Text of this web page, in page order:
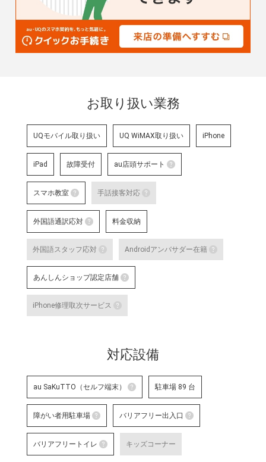
お取り扱い業務
UQモバイル取り扱い UQ WiMAX取り扱い iPhone
iPad 故障受付 au店頭サポート
スマホ教室
スマホ教室
スマートフォン・タブレット教室 を開催して
手話接客対応
明・修理などのアフターサ
いのある方のサポートが可
外国語通訳応対
外国語通訳応対
テレビ電話サービスで外国語通訳可能なス
詳細はこちら
料金収納
外国語スタッフ応対
外国語スタッフ応対
応対をご希望される場合は事前に店舗
Androidアンバサダー在籍
あんしんショップ認定店舗
詳細はこちら
iPhone修理取次サービス
詳細はこちら
対応設備
au SaKuTTO（セルフ端末）
au SaKuTTO（セルフ端末）
お客さまご自身でお手続き可
る店舗です。
対応可能なお手続きなど詳細は
駐車場 89 台
障がい者用駐車場
障がい者用駐車場
障がい者用の駐車スペースをご用意して
バリアフリー出入口
バリアフリートイレ キッズコーナー